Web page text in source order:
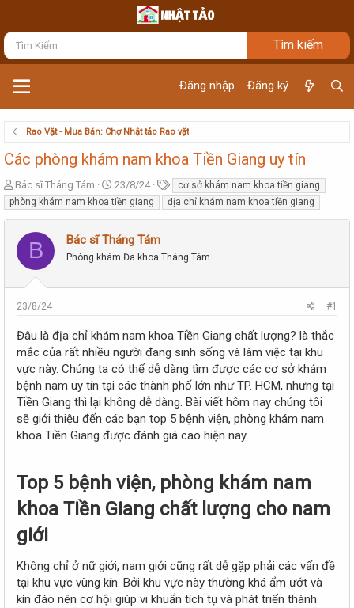
Đăng nhập Đăng ký
Rao Vặt - Mua Bán: Chợ Nhật tảo Rao vặt
Các phòng khám nam khoa Tiền Giang uy tín
T
h
r
a
d
e
r
Bác sĩ Tháng Tám
N
g
à
g
ử
23/8/24
ừ
k
a
cơ sở khám nam khoa tiền giang
phòng khám nam khoa tiền giang
địa chỉ khám nam khoa tiền giang
B Bác sĩ Tháng Tám
Phòng khám Đa khoa Tháng Tám
23/8/24 #1
Đâu là địa chỉ khám nam khoa Tiền Giang chất lượng? là thắc
mắc của rất nhiều người đang sinh sống và làm việc tại khu
vực này. Chúng ta có thể dễ dàng tìm được các cơ sở khám
bệnh nam uy tín tại các thành phố lớn như TP. HCM, nhưng tại
Tiền Giang thì lại không dễ dàng. Bài viết hôm nay chúng tôi
sẽ giới thiệu đến các bạn top 5 bệnh viện, phòng khám nam
khoa Tiền Giang được đánh giá cao hiện nay.
Top 5 bệnh viện, phòng khám nam
khoa Tiền Giang chất lượng cho nam
giới​
Không chỉ ở nữ giới, nam giới cũng rất dễ gặp phải các vấn đề
tại khu vực vùng kín. Bởi khu vực này thường khá ẩm ướt và
kín đáo nên cơ hội giúp vi khuẩn tích tụ và phát triển thành